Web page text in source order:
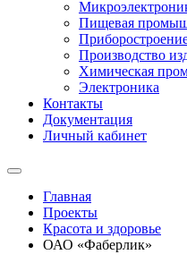
Пищевая
Производство
Химическая
Электроника
Контакты
Документация
Личный кабинет
Главная
Проекты
Красота и здоровье
ОАО «Фаберлик»